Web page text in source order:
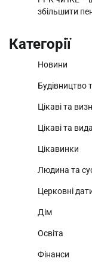
збільшити
Категорії
Новини
Будівництво
Цікаві та
Цікаві та
Цікавинки
Людина та
Церковні
Дім
Освіта
Фінанси